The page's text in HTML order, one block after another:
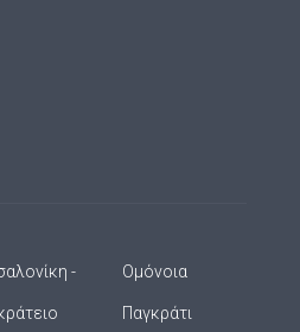
- Ομόνοια
Παγκράτι